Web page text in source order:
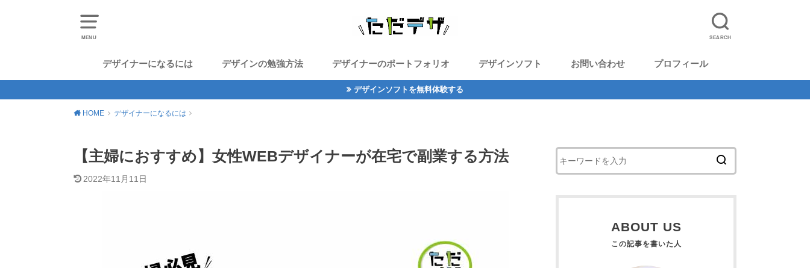
MENU SEARCH
デザイナーになるには デザインの勉強方法 デザイナーのポートフォリオ デザインソフト お問い合わせ プロフィール
デザインソフトを無料体験する
HOME デザイナーになるには
【主婦におすすめ】女性WEBデザイナーが在宅で副業する方法
2022年11月11日
ABOUT US